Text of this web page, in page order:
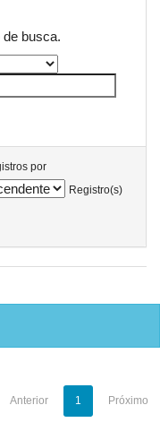
de busca.
por
Registro(s)
Anterior 1 Próximo